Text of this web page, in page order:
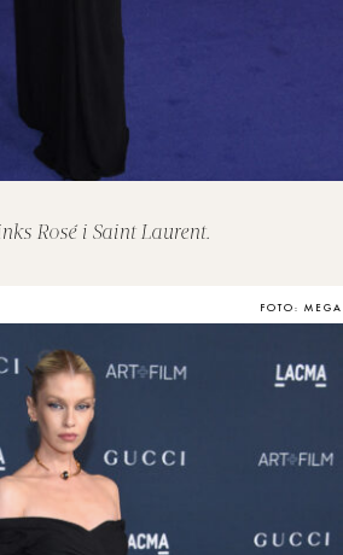
Rosé i Saint Laurent.
FOTO: MEGA